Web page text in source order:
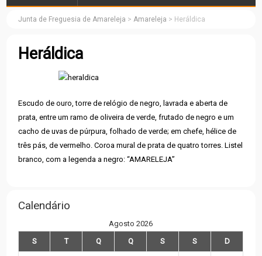
Junta de Freguesia de Amareleja >Amareleja > Heráldica
Heráldica
Escudo de ouro, torre de relógio de negro, lavrada e aberta de
prata, entre um ramo de oliveira de verde, frutado de negro e um
cacho de uvas de púrpura, folhado de verde; em chefe, hélice de
três pás, de vermelho. Coroa mural de prata de quatro torres. Listel
branco, com a legenda a negro: “AMARELEJA”
Calendário
Agosto 2026
S
T Q Q S S D